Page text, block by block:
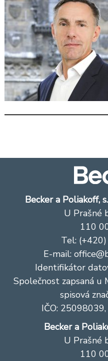
Becker a Poliakoff,
U Prašné
110
Tel:
E-mail:
Identifikátor
Společnost zapsaná u
spisová
IČO:
Becker a
U Prašné
110